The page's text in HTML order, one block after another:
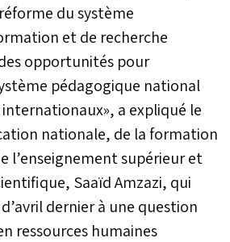
du système
et de recherche
opportunités pour
pédagogique national
internationaux», a expliqué le
nationale, de la formation
l’enseignement supérieur et
Saaïd Amzazi, qui
dernier à une question
ressources humaines